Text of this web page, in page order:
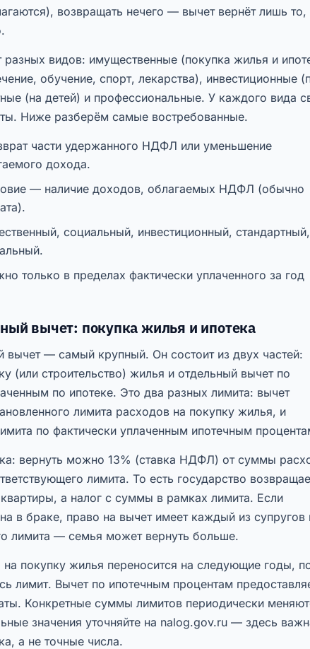
возвращать нечего — вычет вернёт лишь то,
видов: имущественные (покупка жилья и
обучение, спорт, лекарства), инвестиционные
(на детей) и профессиональные. У каждого вида
Ниже разберём самые востребованные.
части удержанного НДФЛ или уменьшение
дохода.
— наличие доходов, облагаемых НДФЛ (обычно
социальный, инвестиционный, стандартный,
только в пределах фактически уплаченного за год
вычет: покупка жилья и ипотека
вычет — самый крупный. Он состоит из двух частей:
(или строительство) жилья и отдельный вычет по
по ипотеке. Это два разных лимита: вычет
лимита расходов на покупку жилья, и
по фактически уплаченным ипотечным
вернуть можно 13% (ставка НДФЛ) от суммы
лимита. То есть государство
а налог с суммы в рамках лимита. Если
в браке, право на вычет имеет каждый из супругов
лимита — семья может вернуть больше.
на покупку жилья переносится на следующие годы,
лимит. Вычет по ипотечным процентам
Конкретные суммы лимитов периодически
значения уточняйте на nalog.gov.ru — здесь
а не точные числа.